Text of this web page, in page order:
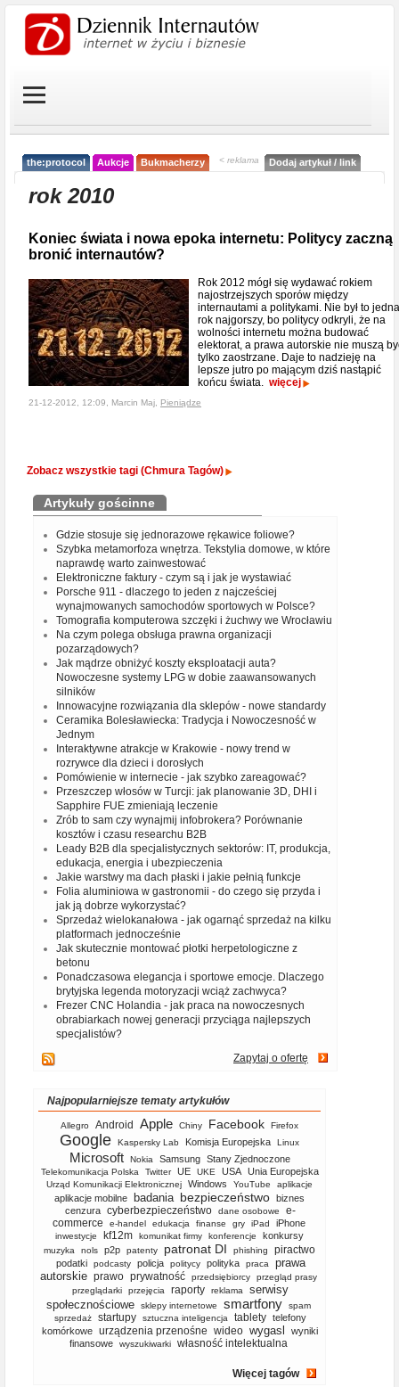
the:protocol Aukcje Bukmacherzy < reklama Dodaj artykuł / link
rok 2010
Koniec świata i nowa epoka internetu: Politycy zaczną
bronić internautów?
Rok 2012 mógł się wydawać rokiem
najostrzejszych sporów między
internautami a politykami. Nie był to
rok najgorszy, bo politycy odkryli, że na
wolności internetu można budować
elektorat, a prawa autorskie nie muszą
tylko zaostrzane. Daje to nadzieję na
lepsze jutro po mającym dziś nastąpić
końcu świata. więcej
21-12-2012, 12:09, Marcin Maj, Pieniądze
Zobacz wszystkie tagi (Chmura Tagów)
Artykuły gościnne
Gdzie stosuje się jednorazowe rękawice foliowe?
Szybka metamorfoza wnętrza. Tekstylia domowe, w które
naprawdę warto zainwestować
Elektroniczne faktury - czym są i jak je wystawiać
Porsche 911 - dlaczego to jeden z najcześciej
wynajmowanych samochodów sportowych w Polsce?
Tomografia komputerowa szczęki i żuchwy we Wrocławiu
Na czym polega obsługa prawna organizacji
pozarządowych?
Jak mądrze obniżyć koszty eksploatacji auta?
Nowoczesne systemy LPG w dobie zaawansowanych
silników
Innowacyjne rozwiązania dla sklepów - nowe standardy
Ceramika Bolesławiecka: Tradycja i Nowoczesność w
Jednym
Interaktywne atrakcje w Krakowie - nowy trend w
rozrywce dla dzieci i dorosłych
Pomówienie w internecie - jak szybko zareagować?
Przeszczep włosów w Turcji: jak planowanie 3D, DHI i
Sapphire FUE zmieniają leczenie
Zrób to sam czy wynajmij infobrokera? Porównanie
kosztów i czasu researchu B2B
Leady B2B dla specjalistycznych sektorów: IT, produkcja,
edukacja, energia i ubezpieczenia
Jakie warstwy ma dach płaski i jakie pełnią funkcje
Folia aluminiowa w gastronomii - do czego się przyda i
jak ją dobrze wykorzystać?
Sprzedaż wielokanałowa - jak ogarnąć sprzedaż na kilku
platformach jednocześnie
Jak skutecznie montować płotki herpetologiczne z
betonu
Ponadczasowa elegancja i sportowe emocje. Dlaczego
brytyjska legenda motoryzacji wciąż zachwyca?
Frezer CNC Holandia - jak praca na nowoczesnych
obrabiarkach nowej generacji przyciąga najlepszych
specjalistów?
Zapytaj o ofertę
Najpopularniejsze tematy artykułów
Allegro Android Apple Chiny Facebook Firefox
Google Kaspersky Lab Komisja Europejska Linux
Microsoft Nokia Samsung Stany Zjednoczone
Telekomunikacja Polska Twitter UE UKE USA Unia Europejska
Urząd Komunikacji Elektronicznej Windows YouTube aplikacje
aplikacje mobilne badania bezpieczeństwo biznes
cenzura cyberbezpieczeństwo dane osobowe
e-
commerce
e-handel edukacja finanse gry iPad iPhone
inwestycje kf12m komunikat firmy konferencje konkursy
muzyka nols p2p patenty patronat DI phishing piractwo
podatki podcasty policja politycy polityka praca
prawa
autorskie prawo prywatność przedsiębiorcy
przegląd prasy
przeglądarki
przejęcia raporty reklama
serwisy
społecznościowe
sklepy internetowe smartfony
spam
sprzedaż
startupy sztuczna inteligencja tablety telefony
komórkowe
urządzenia przenośne wideo wygasl
wyniki
finansowe
wyszukiwarki własność intelektualna
Więcej tagów